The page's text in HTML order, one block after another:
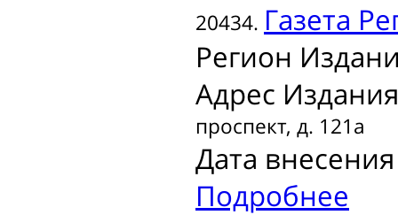
20434. Газета
Регион
Адрес
проспект, д. 121а
Дата
Подробнее